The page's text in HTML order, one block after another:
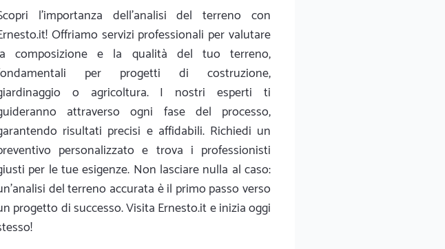
l'importanza dell'analisi del terreno con
Offriamo servizi professionali per valutare
composizione e la qualità del tuo terreno,
per progetti di costruzione,
o agricoltura. I nostri esperti ti
attraverso ogni fase del processo,
risultati precisi e affidabili. Richiedi un
personalizzato e trova i professionisti
per le tue esigenze. Non lasciare nulla al caso:
del terreno accurata è il primo passo verso
progetto di successo. Visita Ernesto.it e inizia oggi